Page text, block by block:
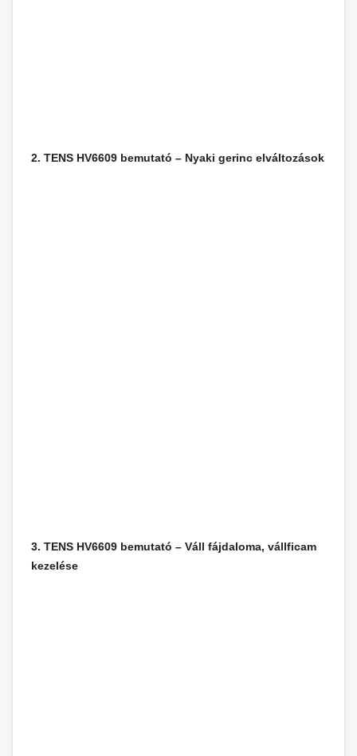
2. TENS HV6609 bemutató – Nyaki gerinc elváltozások
3. TENS HV6609 bemutató – Váll fájdaloma, vállficam
kezelése